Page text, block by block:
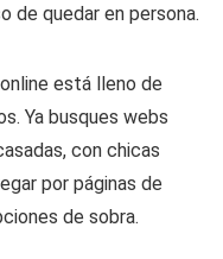
de quedar en persona.
está lleno de
Ya busques webs
con chicas
por páginas de
de sobra.